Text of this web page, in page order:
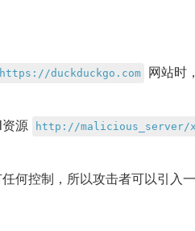
https://duckduckgo.com 网站时
资源 http://malicious_server/
何控制，所以攻击者可以引入